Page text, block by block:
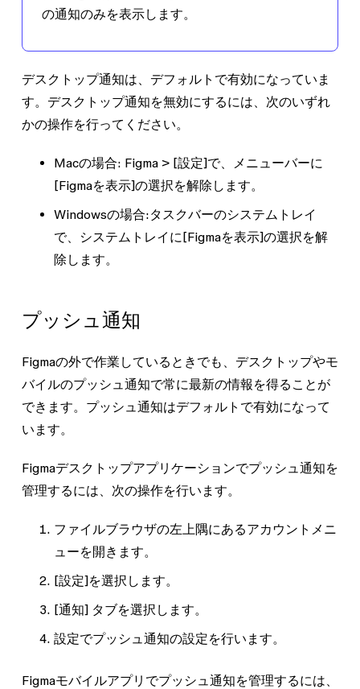
の通知のみを表示します。
デスクトップ通知は、デフォルトで有効になっていま
す。デスクトップ通知を無効にするには、次のいずれ
かの操作を行ってください。
Macの場合: Figma> [設定]で、
メニューバーに
[Figmaを表示]の選択を解除します。
Windowsの場合:タスクバーのシステムトレイ
で、
システムトレイに[Figmaを表示]の選択を解
除します。
プッシュ通知
Figmaの外で作業しているときでも、デスクトップやモ
バイルのプッシュ通知で常に最新の情報を得ることが
できます。プッシュ通知はデフォルトで有効になって
います。
Figmaデスクトップアプリケーションでプッシュ通知を
管理するには、次の操作を行います。
ファイルブラウザの左上隅にあるアカウントメニ
ューを開きます。
[設定]を選択します。
[通知]タブを選択します。
設定でプッシュ通知の設定を行います。
Figmaモバイルアプリでプッシュ通知を管理するには、